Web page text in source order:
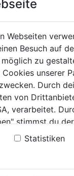
Uhr
Webseiten
Besuch auf
zu
unserer
Durch
von
verarbeitet.
stimmst du
"Details
welche
Statistiken